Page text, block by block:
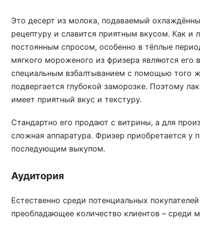
Это десерт из молока, подаваемый
рецептуру и славится приятным вкусом. Как и
постоянным спросом, особенно в тёплые
мягкого мороженого из фризера являются его
специальным взбалтыванием с помощью того
подвергается глубокой заморозке. Поэтому
имеет приятный вкус и текстуру.
Стандартно его продают с витрины, а для
сложная аппаратура. Фризер приобретается у
последующим выкупом.
Аудитория
Естественно среди потенциальных
преобладающее количество клиентов – среди